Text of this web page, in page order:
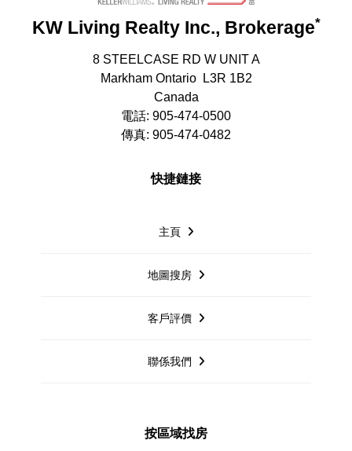
KW Living Realty Inc., Brokerage*
8 STEELCASE RD W UNIT A
Markham Ontario L3R 1B2
Canada
電話: 905-474-0500
傳真: 905-474-0482
快捷鏈接
主頁
地圖搜房
客戶評價
聯係我們
按區域找房